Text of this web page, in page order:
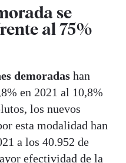
se
al 75%
demoradas han
en 2021 al 10,8%
los nuevos
esta modalidad han
a los 40.952 de
efectividad de la